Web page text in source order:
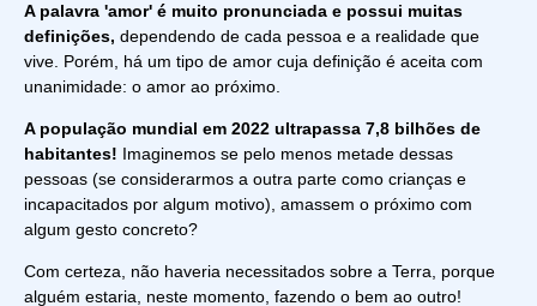
A palavra 'amor' é muito pronunciada e possui muitas
definições, dependendo de cada pessoa e a realidade que
vive. Porém, há um tipo de amor cuja definição é aceita com
unanimidade: o amor ao próximo.
A população mundial em 2022 ultrapassa 7,8 bilhões de
habitantes! Imaginemos se pelo menos metade dessas
pessoas (se considerarmos a outra parte como crianças e
incapacitados por algum motivo), amassem o próximo com
algum gesto concreto?
Com certeza, não haveria necessitados sobre a Terra, porque
alguém estaria, neste momento, fazendo o bem ao outro!